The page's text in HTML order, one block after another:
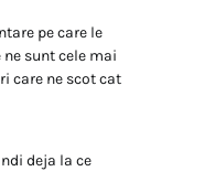
pe care le
sunt cele mai
care ne scot cat
deja la ce